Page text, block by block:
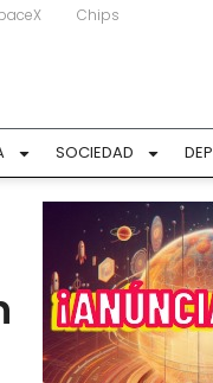
Chips
SOCIEDAD